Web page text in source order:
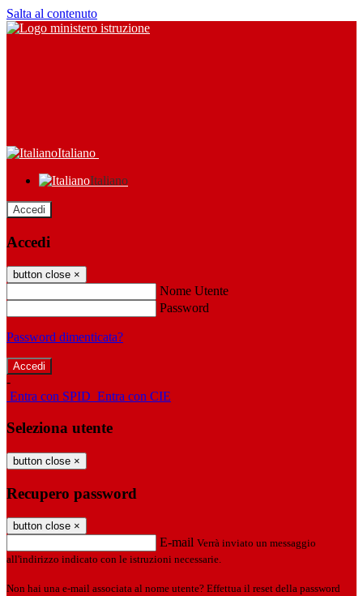
Salta al contenuto
Italiano
Italiano
Accedi
Accedi
button close ×
Nome Utente
Password
Password dimenticata?
-
Entra con SPID Entra con CIE
Seleziona utente
button close ×
Recupero password
button close ×
E-mail Verrà inviato un messaggio
all'indirizzo indicato con le istruzioni necessarie.
Non hai una e-mail associata al nome utente? Effettua il reset della password